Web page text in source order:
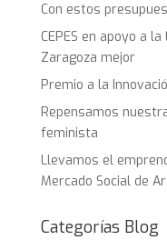
Con estos
CEPES en apoyo a
Zaragoza mejor
Premio a la
Repensamos
feminista
Llevamos el
Mercado Social de
Categorías Blog